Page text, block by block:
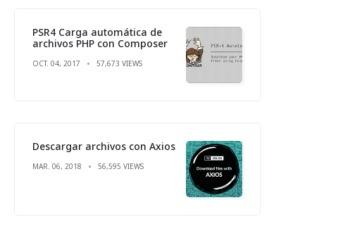
PSR4 Carga automática de
archivos PHP con Composer
OCT. 04, 2017 57,673 VIEWS
Descargar archivos con Axios
MAR. 06, 2018 56,595 VIEWS